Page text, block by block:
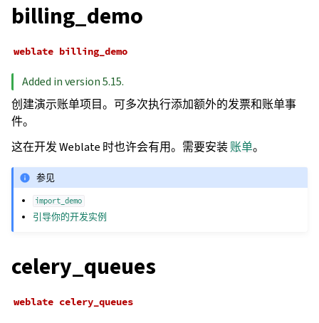
billing_demo
weblate billing_demo
Added in version 5.15.
创建演示账单项目。可多次执行添加额外的发票和账单事
件。
这在开发 Weblate 时也许会有用。需要安装账单。
参见
import_demo
引导你的开发实例
celery_queues
weblate celery_queues